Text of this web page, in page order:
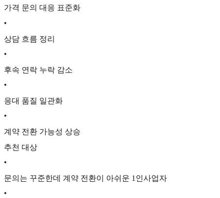
가격 문의 대응 표준화
•
상담 흐름 정리
•
후속 연락 누락 감소
•
응대 품질 일관화
•
계약 전환 가능성 상승
추천 대상
•
문의는 꾸준한데 계약 전환이 아쉬운 1인사업자
•